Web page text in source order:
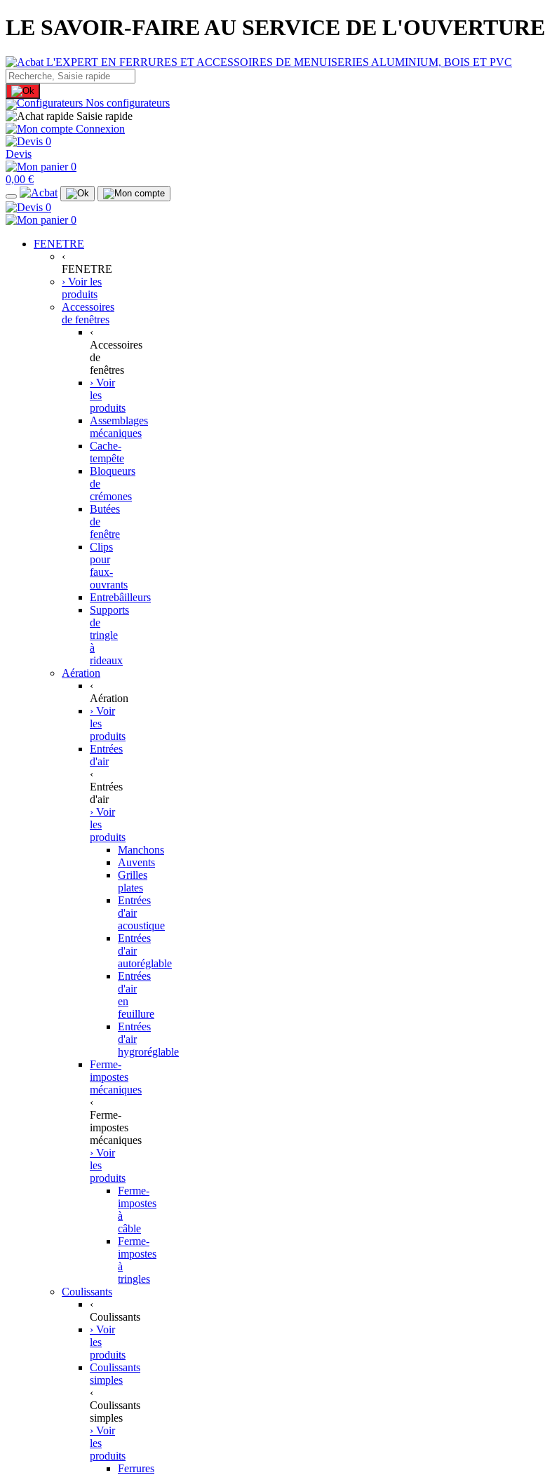
LE SAVOIR-FAIRE AU SERVICE DE L'OUVERTURE
Nos configurateurs
Saisie rapide
Connexion
0
Devis
0
0,00 €
0
0
FENETRE
‹
FENETRE
› Voir les
produits
Accessoires
de fenêtres
‹
Accessoires
de
fenêtres
› Voir
les
produits
Assemblages
mécaniques
Cache-
tempête
Bloqueurs
de
crémones
Butées
de
fenêtre
Clips
pour
faux-
ouvrants
Entrebâilleurs
Supports
de
tringle
à
rideaux
Aération
‹
Aération
› Voir
les
produits
Entrées
d'air
‹
Entrées
d'air
› Voir
les
produits
Manchons
Auvents
Grilles
plates
Entrées
d'air
acoustique
Entrées
d'air
autoréglable
Entrées
d'air
en
feuillure
Entrées
d'air
hygroréglable
Ferme-
impostes
mécaniques
‹
Ferme-
impostes
mécaniques
› Voir
les
produits
Ferme-
impostes
à
câble
Ferme-
impostes
à
tringles
Coulissants
‹
Coulissants
› Voir
les
produits
Coulissants
simples
‹
Coulissants
simples
› Voir
les
produits
Ferrures